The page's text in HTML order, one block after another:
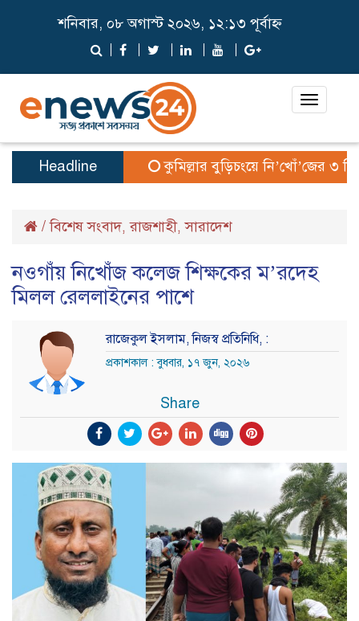
শনিবার, ০৮ অগাস্ট ২০২৬, ১২:১৩ পূর্বাহ্ন
Toggle
Headline কুমিল্লার বুড়িচংয়ে নি’খোঁ’জের ৩
/বিশেষ সংবাদ,রাজশাহী,সারাদেশ
নওগাঁয় নিখোঁজ কলেজ শিক্ষকের ম’রদেহ
মিলল রেললাইনের পাশে
রাজেকুল ইসলাম, নিজস্ব প্রতিনিধি, :
প্রকাশকাল : বুধবার, ১৭ জুন, ২০২৬
Share